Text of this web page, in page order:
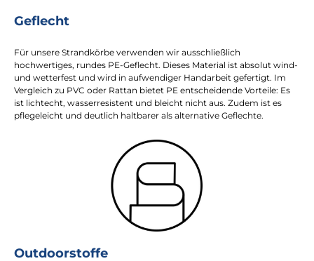
Geflecht
Für unsere Strandkörbe verwenden wir ausschließlich
hochwertiges, rundes PE-Geflecht. Dieses Material ist absolut wind-
und wetterfest und wird in aufwendiger Handarbeit gefertigt. Im
Vergleich zu PVC oder Rattan bietet PE entscheidende Vorteile: Es
ist lichtecht, wasserresistent und bleicht nicht aus. Zudem ist es
pflegeleicht und deutlich haltbarer als alternative Geflechte.
Outdoorstoffe